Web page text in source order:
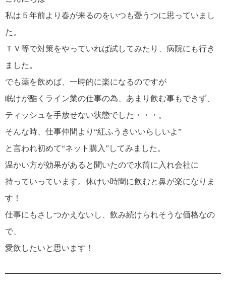
私は５年前より春が来るのをいつも憂うつに思っていまし
た。
ＴＶ等で対策をやっていれば試してみたり、病院にも行き
ました。
でも薬を飲めば、一時的に楽になるのですが
眠けが酷くライン業の仕事の為、あまり飲む事もできず、
ティッシュを手放せない状態でした・・・。
そんな時、仕事仲間より“紅ふうきいいらしいよ”
と言われ初めて“ネット購入”してみました。
温かい方が効果があると聞いたので水筒に入れ会社に
持っていっています。休けい時間に飲むと鼻が楽になりま
す！
仕事にもさしつかえないし、飲み続けられそうな価格なの
で、
愛飲したいと思います！